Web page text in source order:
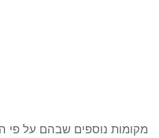
מקומות נוספים שבהם על פי